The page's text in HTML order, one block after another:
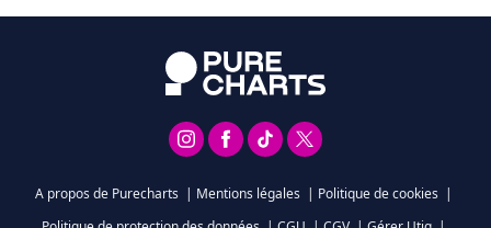
A propos de Purecharts | Mentions légales | Politique de cookies |